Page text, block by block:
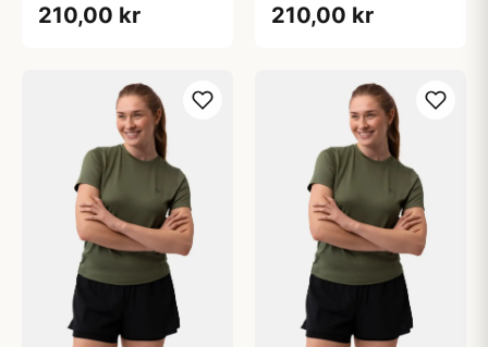
Olivengrøn, 1-Pak,
Hurtigtørrende
Polyester
210,00 kr
Olivengrøn, 1-Pak,
Hurtigtørrende
Polyester
210,00 kr